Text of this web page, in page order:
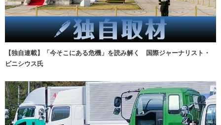
【独自連載】「今そこにある危機」を読み解く 国際ジャーナリスト・
ビニシウス氏